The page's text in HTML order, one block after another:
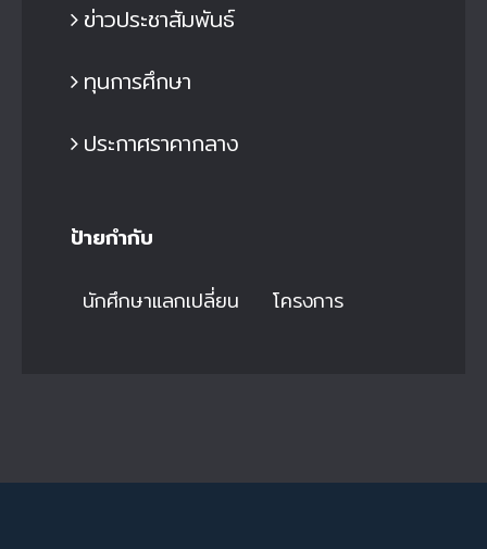
ข่าวประชาสัมพันธ์
ทุนการศึกษา
ประกาศราคากลาง
ป้ายกำกับ
นักศึกษาแลกเปลี่ยน โครงการ